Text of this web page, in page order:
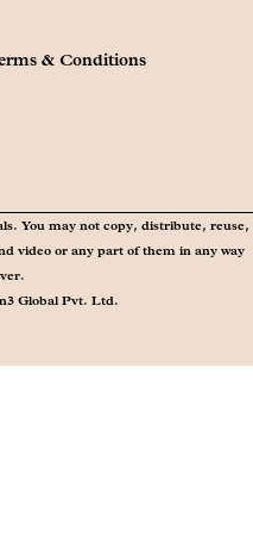
& Conditions
You may not copy, distribute, reuse,
video or any part of them in any way
Global Pvt. Ltd.